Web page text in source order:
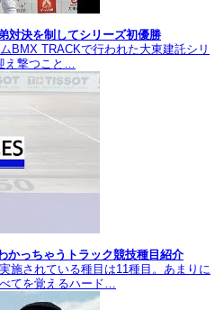
対決を制してシリーズ初優勝
BMX TRACKで行われた大東建託シリ
え撃つこと…
かっちゃうトラック競技種目紹介
施されている種目は11種目。あまりに
てを覚えるハード…